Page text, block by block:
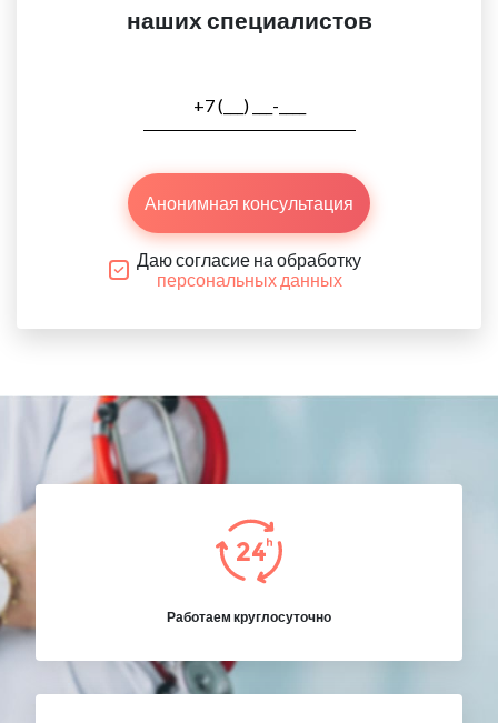
наших специалистов
Анонимная консультация
Даю согласие на обработку
персональных данных
Работаем круглосуточно